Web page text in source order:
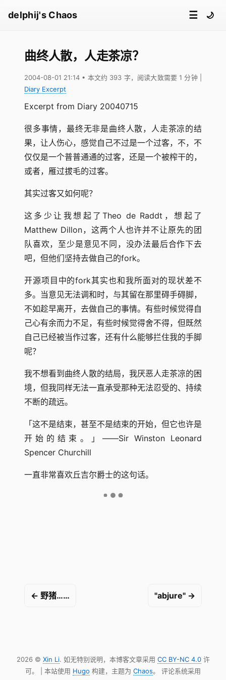
delphij's Chaos ☰ 🌙
曲终人散，人走茶凉？
2004-08-01 21:14 • 本文约 393 字，阅读大致需要 1 分钟
Diary Excerpt
Excerpt from Diary 20040715
很多事情，最终无非是曲终人散，人走茶凉的结
果，让人伤心，感觉自己不过是一个过客，不，不
仅仅是一个普普通通的过客，还是一个被榨干的，
或者，雁过拔毛的过客。
其实过客又如何呢？
这多少让我想起了Theo de Raddt，想起了
Matthew Dillon，这两个人也许并不让原先的团
队喜欢，至少是意见不同，没办法最后合作下去
吧，但他们坚持去做自己的fork。
开源项目中的fork其实也和我所面对的现状差不
多。当意见无法调和时，与其留在那里碍手碍脚，
不如趁早离开，去做自己的事情。有些时候觉得自
己心有余而力不足，有些时候觉得舍不得，但既然
自己已经被当作过客，还有什么能够拦住我的手脚
呢？
我不想看到曲终人散的结局，我厌恶人走茶凉的困
境，但我同样无法一直承受那种无法忍受的、持续
不断的疏远。
「这不是结束，甚至不是结束的开始，但它也许是
开始的结束。」——Sir Winston Leonard
Spencer Churchill
一直非常喜欢丘吉尔爵士的这句话。
← 野猪…… "abjure" →
2026 © Xin Li. 如无特别说明，本博客文章采用 CC BY-NC 4.0许
可。 | 本站使用 Hugo 构建，主题为 Chaos。 评论系统采用